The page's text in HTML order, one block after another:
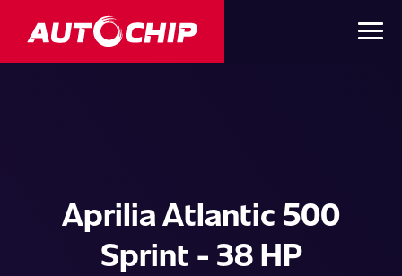
Aprilia Atlantic 500
Sprint - 38 HP